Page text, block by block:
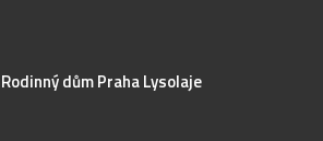
Rodinný dům Praha Lysolaje